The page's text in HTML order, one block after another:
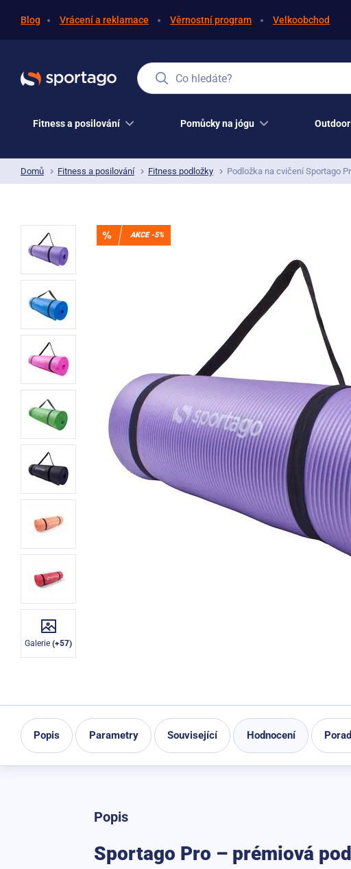
Blog Vrácení a reklamace Věrnostní program Velkoobchod
Co hledáte?
Fitness a posilování Pomůcky na jógu
Domů Fitness a posilování Fitness podložky Podložka na cvičení Sportago
Galerie (+57)
AKCE -5%
Popis Parametry Související Hodnocení
Popis
Sportago Pro – prémiová